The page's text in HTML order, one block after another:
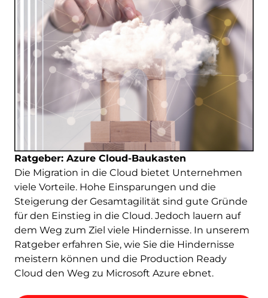
Ratgeber: Azure Cloud-Baukasten
Die Migration in die Cloud bietet Unternehmen
viele Vorteile. Hohe Einsparungen und die
Steigerung der Gesamtagilität sind gute Gründe
für den Einstieg in die Cloud. Jedoch lauern auf
dem Weg zum Ziel viele Hindernisse. In unserem
Ratgeber erfahren Sie, wie Sie die Hindernisse
meistern können und die Production Ready
Cloud den Weg zu Microsoft Azure ebnet.